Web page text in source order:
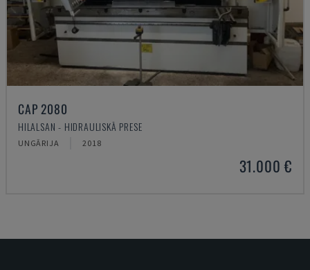
CAP 2080
HILALSAN - HIDRAULISKĀ PRESE
UNGĀRIJA 2018
31.000 €